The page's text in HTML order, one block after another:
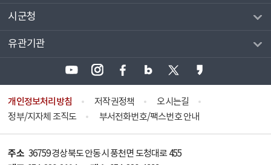
시군청
유관기관
개인정보처리방침 저작권정책
오시는길
정부/지자체 조직도
부서전화번호/팩스번호 안내
주소 36759 경상북도 안동시 풍천면 도청대로 455